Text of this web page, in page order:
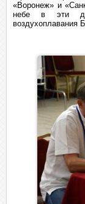
«Воронеж» и
небе в эти
воздухоплавания